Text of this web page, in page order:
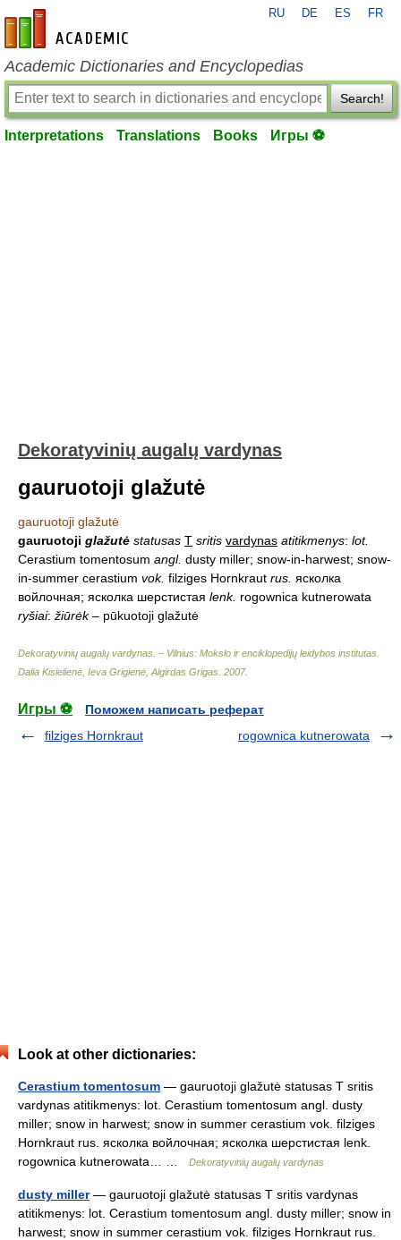
en-academic.com
RU DE ES FR
Academic Dictionaries and Encyclopedias
Search!
Interpretations Translations Books Игры ⚽
Dekoratyvinių augalų vardynas
gauruotoji glažutė
gauruotoji glažutė
gauruotoji glažutė statusas T sritis vardynas atitikmenys: lot.
Cerastium tomentosum angl. dusty miller; snow-in-harwest; snow-
in-summer cerastium vok. filziges Hornkraut rus. ясколка
войлочная; ясколка шерстистая lenk. rogownica kutnerowata
ryšiai: žiūrėk– pūkuotoji glažutė
Dekoratyvinių augalų vardynas. – Vilnius: Mokslo ir enciklopedijų leidybos institutas
Dalia Kisielienė, Ieva Grigienė, Algirdas Grigas 2007.
Игры ⚽
Поможем написать реферат
filziges Hornkraut
rogownica kutnerowata
Look at other dictionaries:
Cerastium tomentosum — gauruotoji glažutė statusas T sritis
vardynas atitikmenys: lot. Cerastium tomentosum angl. dusty
miller; snow in harwest; snow in summer cerastium vok. filziges
Hornkraut rus. ясколка войлочная; ясколка шерстистая lenk.
rogownica kutnerowata… …
Dekoratyvinių augalų vardynas
dusty miller— gauruotoji glažutė statusas T sritis vardynas
atitikmenys: lot. Cerastium tomentosum angl. dusty miller; snow in
harwest; snow in summer cerastium vok. filziges Hornkraut rus.